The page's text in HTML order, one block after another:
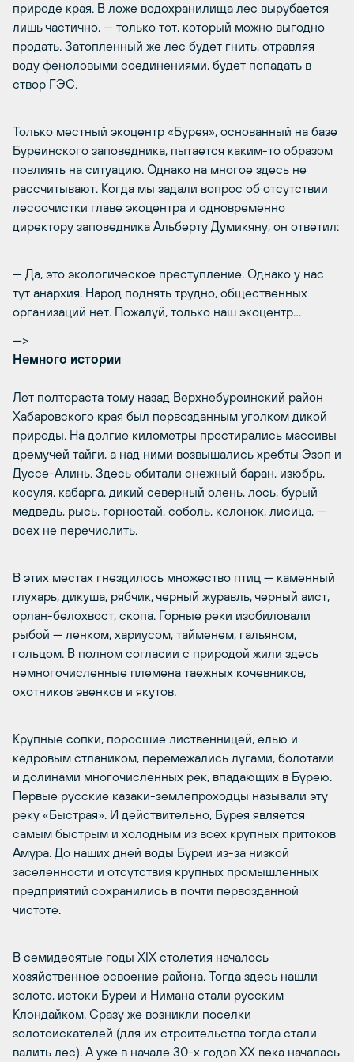
природе края. В ложе водохранилища лес вырубается
лишь частично, — только тот, который можно выгодно
продать. Затопленный же лес будет гнить, отравляя
воду феноловыми соединениями, будет попадать в
створ ГЭС.
Только местный экоцентр «Бурея», основанный на базе
Буреинского заповедника, пытается каким-то образом
повлиять на ситуацию. Однако на многое здесь не
рассчитывают. Когда мы задали вопрос об отсутствии
лесоочистки главе экоцентра и одновременно
директору заповедника Альберту Думикяну, он ответил:
— Да, это экологическое преступление. Однако у нас
тут анархия. Народ поднять трудно, общественных
организаций нет. Пожалуй, только наш экоцентр…
—>
Немного истории
Лет полтораста тому назад Верхнебуреинский район
Хабаровского края был первозданным уголком дикой
природы. На долгие километры простирались массивы
дремучей тайги, а над ними возвышались хребты Эзоп и
Дуссе-Алинь. Здесь обитали снежный баран, изюбрь,
косуля, кабарга, дикий северный олень, лось, бурый
медведь, рысь, горностай, соболь, колонок, лисица, —
всех не перечислить.
В этих местах гнездилось множество птиц — каменный
глухарь, дикуша, рябчик, черный журавль, черный аист,
орлан-белохвост, скопа. Горные реки изобиловали
рыбой — ленком, хариусом, тайменем, гальяном,
гольцом. В полном согласии с природой жили здесь
немногочисленные племена таежных кочевников,
охотников эвенков и якутов.
Крупные сопки, поросшие лиственницей, елью и
кедровым стлаником, перемежались лугами, болотами
и долинами многочисленных рек, впадающих в Бурею.
Первые русские казаки-землепроходцы называли эту
реку «Быстрая». И действительно, Бурея является
самым быстрым и холодным из всех крупных притоков
Амура. До наших дней воды Буреи из-за низкой
заселенности и отсутствия крупных промышленных
предприятий сохранились в почти первозданной
чистоте.
В семидесятые годы XIX столетия началось
хозяйственное освоение района. Тогда здесь нашли
золото, истоки Буреи и Нимана стали русским
Клондайком. Сразу же возникли поселки
золотоискателей (для их строительства тогда стали
валить лес). А уже в начале 30-х годов ХХ века началась